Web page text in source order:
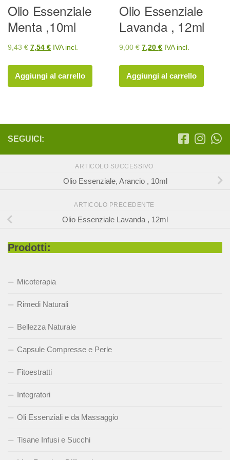
Olio Essenziale
Menta ,10ml
9,43€ Il
originale
era:
7,54 €Il
attuale
è:
IVA incl.
Aggiungi al carrello
Olio Essenziale
Lavanda , 12ml
9,00€ Il
originale
era:
7,20€Il
attuale
è:
IVA incl.
Aggiungi al carrello
SEGUICI:
ARTICOLO SUCCESSIVO
Olio Essenziale, Arancio , 10ml
ARTICOLO PRECEDENTE
Olio Essenziale Lavanda , 12ml
Prodotti:
Micoterapia
Rimedi Naturali
Bellezza Naturale
Capsule Compresse e Perle
Fitoestratti
Integratori
Oli Essenziali e da Massaggio
Tisane Infusi e Succhi